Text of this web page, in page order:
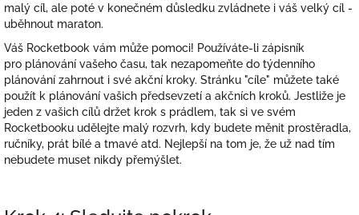
malý cíl, ale poté v konečném důsledku zvládnete i váš velký cíl -
uběhnout maraton.
Váš Rocketbook vám může pomoci! Používáte-li zápisník
pro plánování vašeho času, tak nezapomeňte do týdenního
plánování zahrnout i své akční kroky. Stránku "cíle" můžete také
použít k plánování vašich předsevzetí a akčních kroků. Jestliže je
jeden z vašich cílů držet krok s prádlem, tak si ve svém
Rocketbooku udělejte malý rozvrh, kdy budete měnit prostěradla,
ručníky, prát bílé a tmavé atd. Nejlepší na tom je, že už nad tím
nebudete muset nikdy přemýšlet.